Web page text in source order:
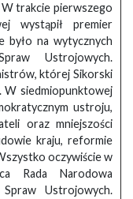
trakcie pierwszego
wystąpił premier
było na wytycznych
Ustrojowych.
której Sikorski
W siedmiopunktowej
ustroju,
oraz mniejszości
kraju, reformie
oczywiście w
Rada Narodowa
Ustrojowych.